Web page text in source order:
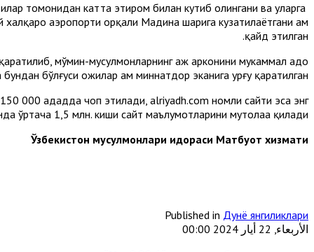
томонидан катта эҳтиром билан кутиб олингани ва уларга
аэропорти орқали Мадина шаҳрига кузатилаётгани ҳам
қайд этилган.
мўмин-мусулмонларнинг ҳаж арконини мукаммал адо
бўлғуси ҳожилар ҳам миннатдор эканига урғу қаратилган.
000 ададда чоп этилади, alriyadh.com номли сайти эса энг
ўртача 1,5 млн. киши сайт маълумотларини мутолаа қилади.
Ўзбекистон мусулмонлари идораси Матбуот хизмати
Published in Дунё янгиликлари
الأربعاء, 22 أيار 2024 00:00